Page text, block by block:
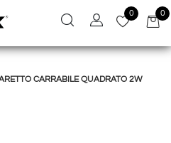
0 0
CARRABILE QUADRATO 2W